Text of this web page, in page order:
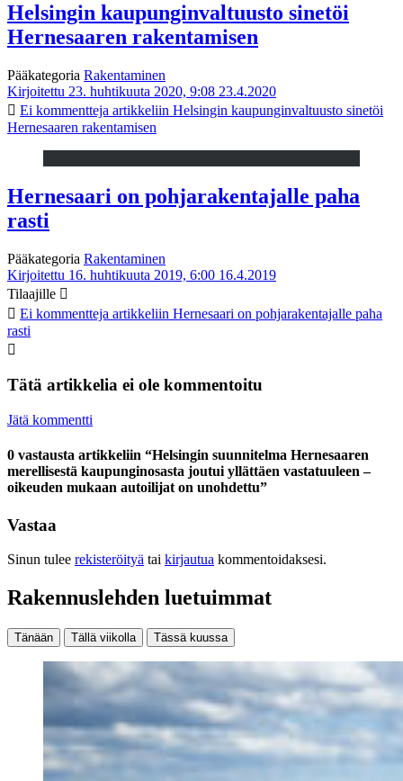
Helsingin kaupunginvaltuusto sinetöi
Hernesaaren rakentamisen
Pääkategoria Rakentaminen
Kirjoitettu 23. huhtikuuta 2020, 9:08 23.4.2020
Ei kommentteja artikkeliin Helsingin kaupunginvaltuusto sinetöi
Hernesaaren rakentamisen
Hernesaari on pohjarakentajalle paha
rasti
Pääkategoria Rakentaminen
Kirjoitettu 16. huhtikuuta 2019, 6:00 16.4.2019
Tilaajille
Ei kommentteja artikkeliin Hernesaari on pohjarakentajalle paha
rasti
Tätä artikkelia ei ole kommentoitu
Jätä kommentti
0 vastausta artikkeliin “Helsingin suunnitelma Hernesaaren
merellisestä kaupunginosasta joutui yllättäen vastatuuleen –
oikeuden mukaan autoilijat on unohdettu”
Vastaa
Sinun tulee rekisteröityä tai kirjautua kommentoidaksesi.
Rakennuslehden luetuimmat
Tänään Tällä viikolla Tässä kuussa